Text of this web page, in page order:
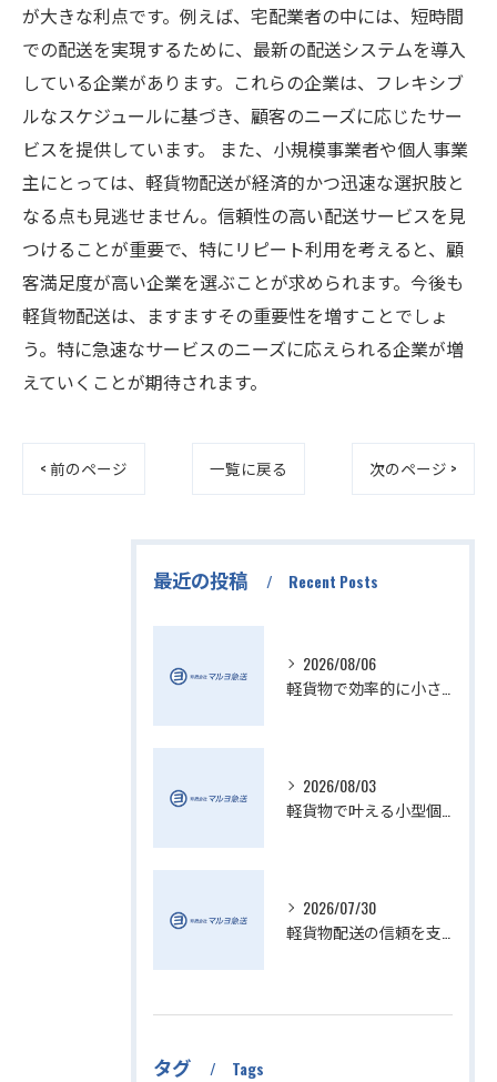
が大きな利点です。例えば、宅配業者の中には、短時間
での配送を実現するために、最新の配送システムを導入
している企業があります。これらの企業は、フレキシブ
ルなスケジュールに基づき、顧客のニーズに応じたサー
ビスを提供しています。 また、小規模事業者や個人事業
主にとっては、軽貨物配送が経済的かつ迅速な選択肢と
なる点も見逃せません。信頼性の高い配送サービスを見
つけることが重要で、特にリピート利用を考えると、顧
客満足度が高い企業を選ぶことが求められます。今後も
軽貨物配送は、ますますその重要性を増すことでしょ
う。特に急速なサービスのニーズに応えられる企業が増
えていくことが期待されます。
< 前のページ 一覧に戻る 次のページ >
最近の投稿 Recent Posts
2026/08/06
2026/08/03
2026/07/30
タグ Tags